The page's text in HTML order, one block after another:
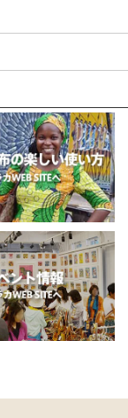
品 新入荷！作家
クレットセール】
品 新入荷！作家
作品コーナー新
作品を、これか
新入荷！
りして、毎回購入
、想像力をかき
ております。
れているとありま
のも気になりま
すが、新作新柄が
見せるインテリア
。
日のように着てい